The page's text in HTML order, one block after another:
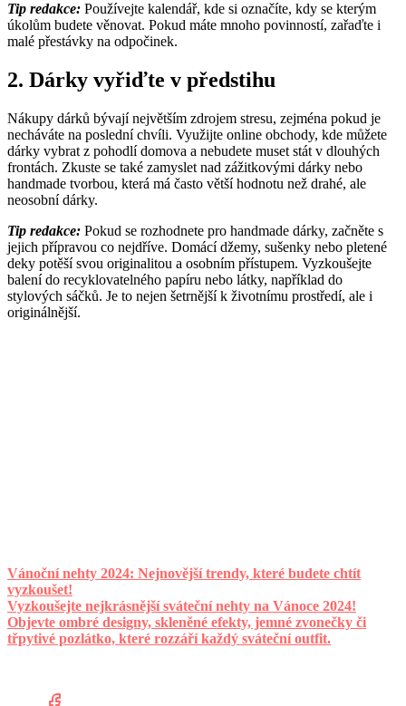
Tip redakce: Používejte kalendář, kde si označíte, kdy se kterým
úkolům budete věnovat. Pokud máte mnoho povinností, zařaďte i
malé přestávky na odpočinek.
2. Dárky vyřiďte v předstihu
Nákupy dárků bývají největším zdrojem stresu, zejména pokud je
necháváte na poslední chvíli. Využijte online obchody, kde můžete
dárky vybrat z pohodlí domova a nebudete muset stát v dlouhých
frontách. Zkuste se také zamyslet nad zážitkovými dárky nebo
handmade tvorbou, která má často větší hodnotu než drahé, ale
neosobní dárky.
Tip redakce: Pokud se rozhodnete pro handmade dárky, začněte s
jejich přípravou co nejdříve. Domácí džemy, sušenky nebo pletené
deky potěší svou originalitou a osobním přístupem. Vyzkoušejte
balení do recyklovatelného papíru nebo látky, například do
stylových sáčků. Je to nejen šetrnější k životnímu prostředí, ale i
originálnější.
Vánoční nehty 2024: Nejnovější trendy, které budete chtít
vyzkoušet!
Vyzkoušejte nejkrásnější sváteční nehty na Vánoce 2024!
Objevte ombré designy, skleněné efekty, jemné zvonečky či
třpytivé pozlátko, které rozzáří každý sváteční outfit.